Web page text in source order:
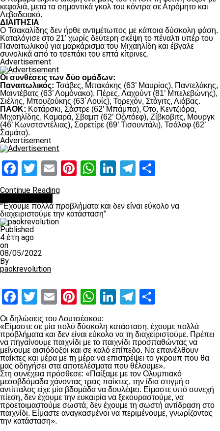
κεφαλιά, μετά τα σημαντικά γκολ του κόντρα σε Ατρόμητο και
Λεβαδειακό.
ΔΙΑΙΤΗΣΙΑ
Ο Τσακαλίδης δεν ήρθε αντιμέτωπος με κάποια δύσκολη φάση.
Καταλόγισε στο 21’ χωρίς δεύτερη σκέψη το πέναλτι υπέρ του
Παναιτωλικού για μαρκάρισμα του Μιχαηλίδη και έβγαλε
συνολικά από το τσεπάκι του επτά κίτρινες.
Advertisement
Οι συνθέσεις των δύο ομάδων:
Παναιτωλικός: Τσάβες, Μπακάκης (63’ Μαυρίας), Παντελάκης,
Μαιντέβατς (63’ Λομόνακο), Πέρες, Λαχούντ (81’ Μπελεβώνης),
Σιέλης, Μπουζούκης (63΄Λουίς), Τορεχόν, Στάγιτς, Λιάβας.
ΠΑΟΚ: Κοτάρσκι, Σάστρε (62’ Μπάμπα), Ότο, Κεντζιόρα,
Μιχαηλίδης, Καμαρά, Σβαμπ (62’ Οζντόεφ), Ζίβκοβιτς, Μουργκ
(46’ Κωνστσντέλιας), Σορετίρε (69’ Τισουντάλι), Τσάλοφ (62’
Σαμάτα).
Advertisement
Facebook
Twitter
EmailPinterest
WhatsApp
LinkedIn
Telegram
Continue Reading
“Έχουμε πολλά προβλήματα και δεν είναι εύκολο να
διαχειριστούμε την κατάσταση”
Published
4 έτη ago
on
08/05/2022
By
paokrevolution
Facebook
Twitter
EmailPinterest
WhatsApp
LinkedIn
Telegram
Οι δηλώσεις του Λουτσέσκου:
«Είμαστε σε μία πολύ δύσκολη κατάσταση, έχουμε πολλά
προβλήματα και δεν είναι εύκολο να τη διαχειριστούμε. Πρέπει
να πηγαίνουμε παιχνίδι με το παιχνίδι προσπαθώντας να
μείνουμε αισιόδοξοι και σε καλό επίπεδο. Να επανέλθουν
παίκτες και μέρα με τη μέρα να επιστρέψει το γκρουπ που θα
μας οδηγήσει στα αποτελέσματα που θέλουμε».
Στη συνέχεια πρόσθεσε: «Παίξαμε με τον Ολυμπιακό
μεσοβδόμαδα χάνοντας τρεις παίκτες, την ίδια στιγμή ο
αντίπαλος είχε μία βδομάδα να δουλέψει. Είμαστε υπό συνεχή
πίεση, δεν έχουμε την ευκαιρία να ξεκουραστούμε, να
προετοιμαστούμε σωστά, δεν έχουμε τη σωστή αντίδραση στο
παιχνίδι. Είμαστε αναγκασμένοι να περιμένουμε, γνωρίζοντας
την κατάσταση».